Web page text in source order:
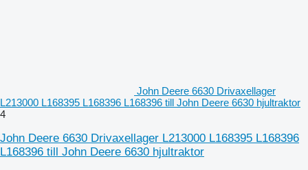
John Deere 6630 Drivaxellager
L213000 L168395 L168396 L168396 till John Deere 6630 hjultraktor
4
John Deere 6630 Drivaxellager L213000 L168395 L168396
L168396 till John Deere 6630 hjultraktor